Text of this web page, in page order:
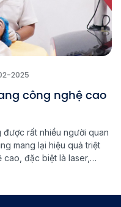
2025
công nghệ cao
được rất nhiều người quan
mang lại hiệu quả triệt
đặc biệt là laser,